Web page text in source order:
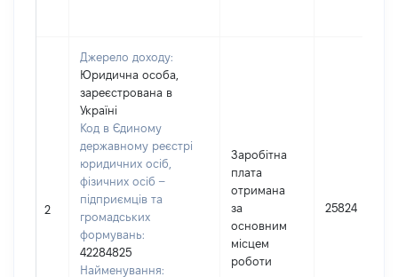
2
Джерело доходу:
Юридична особа,
зареєстрована в
Україні
Код в Єдиному
державному реєстрі
юридичних осіб,
фізичних осіб –
підприємців та
громадських
формувань:
42284825
Найменування:
Заробітна
плата
отримана
за
основним
місцем
роботи
25824